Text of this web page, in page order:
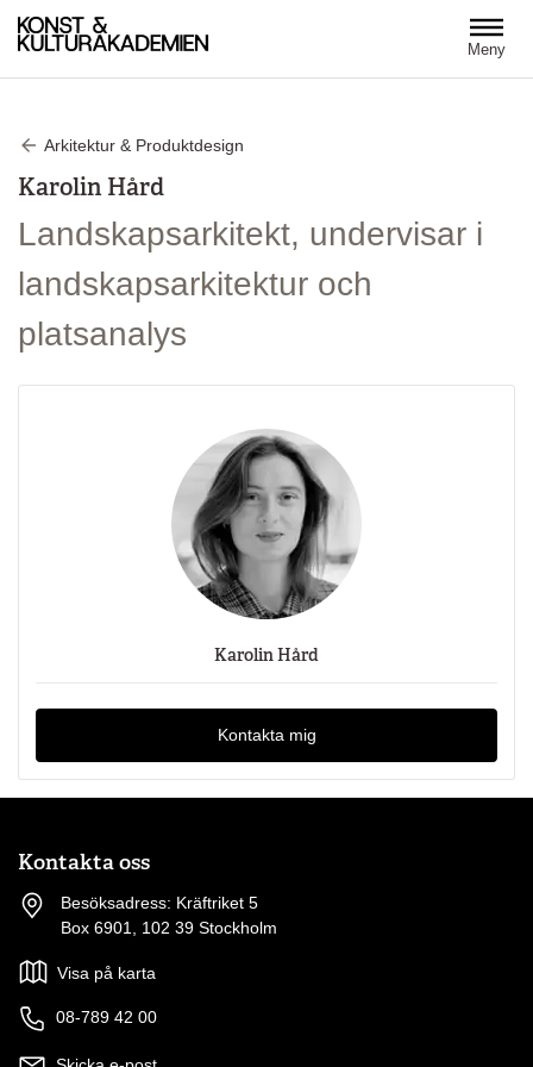
Meny
Arkitektur & Produktdesign
Karolin Hård
Landskapsarkitekt, undervisar i
landskapsarkitektur och
platsanalys
Karolin Hård
Kontakta mig
Kontakta oss
Besöksadress: Kräftriket 5
Box 6901, 102 39 Stockholm
Visa på karta
08-789 42 00